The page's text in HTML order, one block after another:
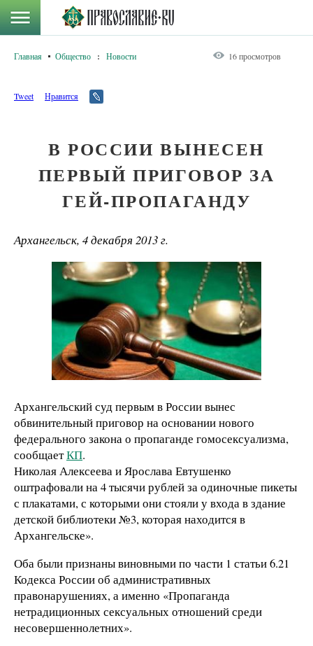
Главная Общество : Новости 16 просмотров
Tweet Нравится
В РОССИИ ВЫНЕСЕН
ПЕРВЫЙ ПРИГОВОР ЗА
ГЕЙ-ПРОПАГАНДУ
Архангельск, 4 декабря 2013 г.
Архангельский суд первым в России вынес
обвинительный приговор на основании нового
федерального закона о пропаганде гомосексуализма,
сообщаетКП.
Николая Алексеева и Ярослава Евтушенко
оштрафовали на 4 тысячи рублей за одиночные пикеты
с плакатами, с которыми они стояли у входа в здание
детской библиотеки №3, которая находится в
Архангельске».
Оба были признаны виновными по части 1 статьи 6.21
Кодекса России об административных
правонарушениях, а именно «Пропаганда
нетрадиционных сексуальных отношений среди
несовершеннолетних».